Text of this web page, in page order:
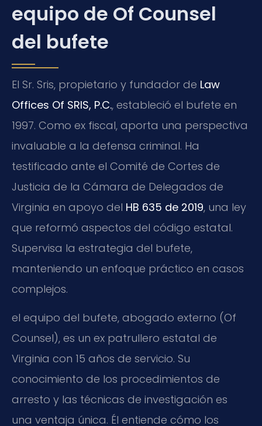
equipo de Of Counsel
del bufete
El Sr. Sris, propietario y fundador de Law
Offices Of SRIS, P.C., estableció el bufete en
1997. Como ex fiscal, aporta una perspectiva
invaluable a la defensa criminal. Ha
testificado ante el Comité de Cortes de
Justicia de la Cámara de Delegados de
Virginia en apoyo del HB 635 de 2019, una ley
que reformó aspectos del código estatal.
Supervisa la estrategia del bufete,
manteniendo un enfoque práctico en casos
complejos.
el equipo del bufete, abogado externo (Of
Counsel), es un ex patrullero estatal de
Virginia con 15 años de servicio. Su
conocimiento de los procedimientos de
arresto y las técnicas de investigación es
una ventaja única. Él entiende cómo los